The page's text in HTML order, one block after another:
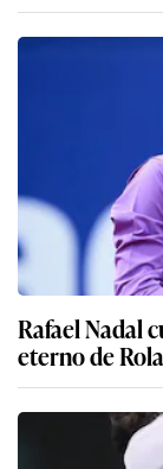
Rafael Nadal
eterno de